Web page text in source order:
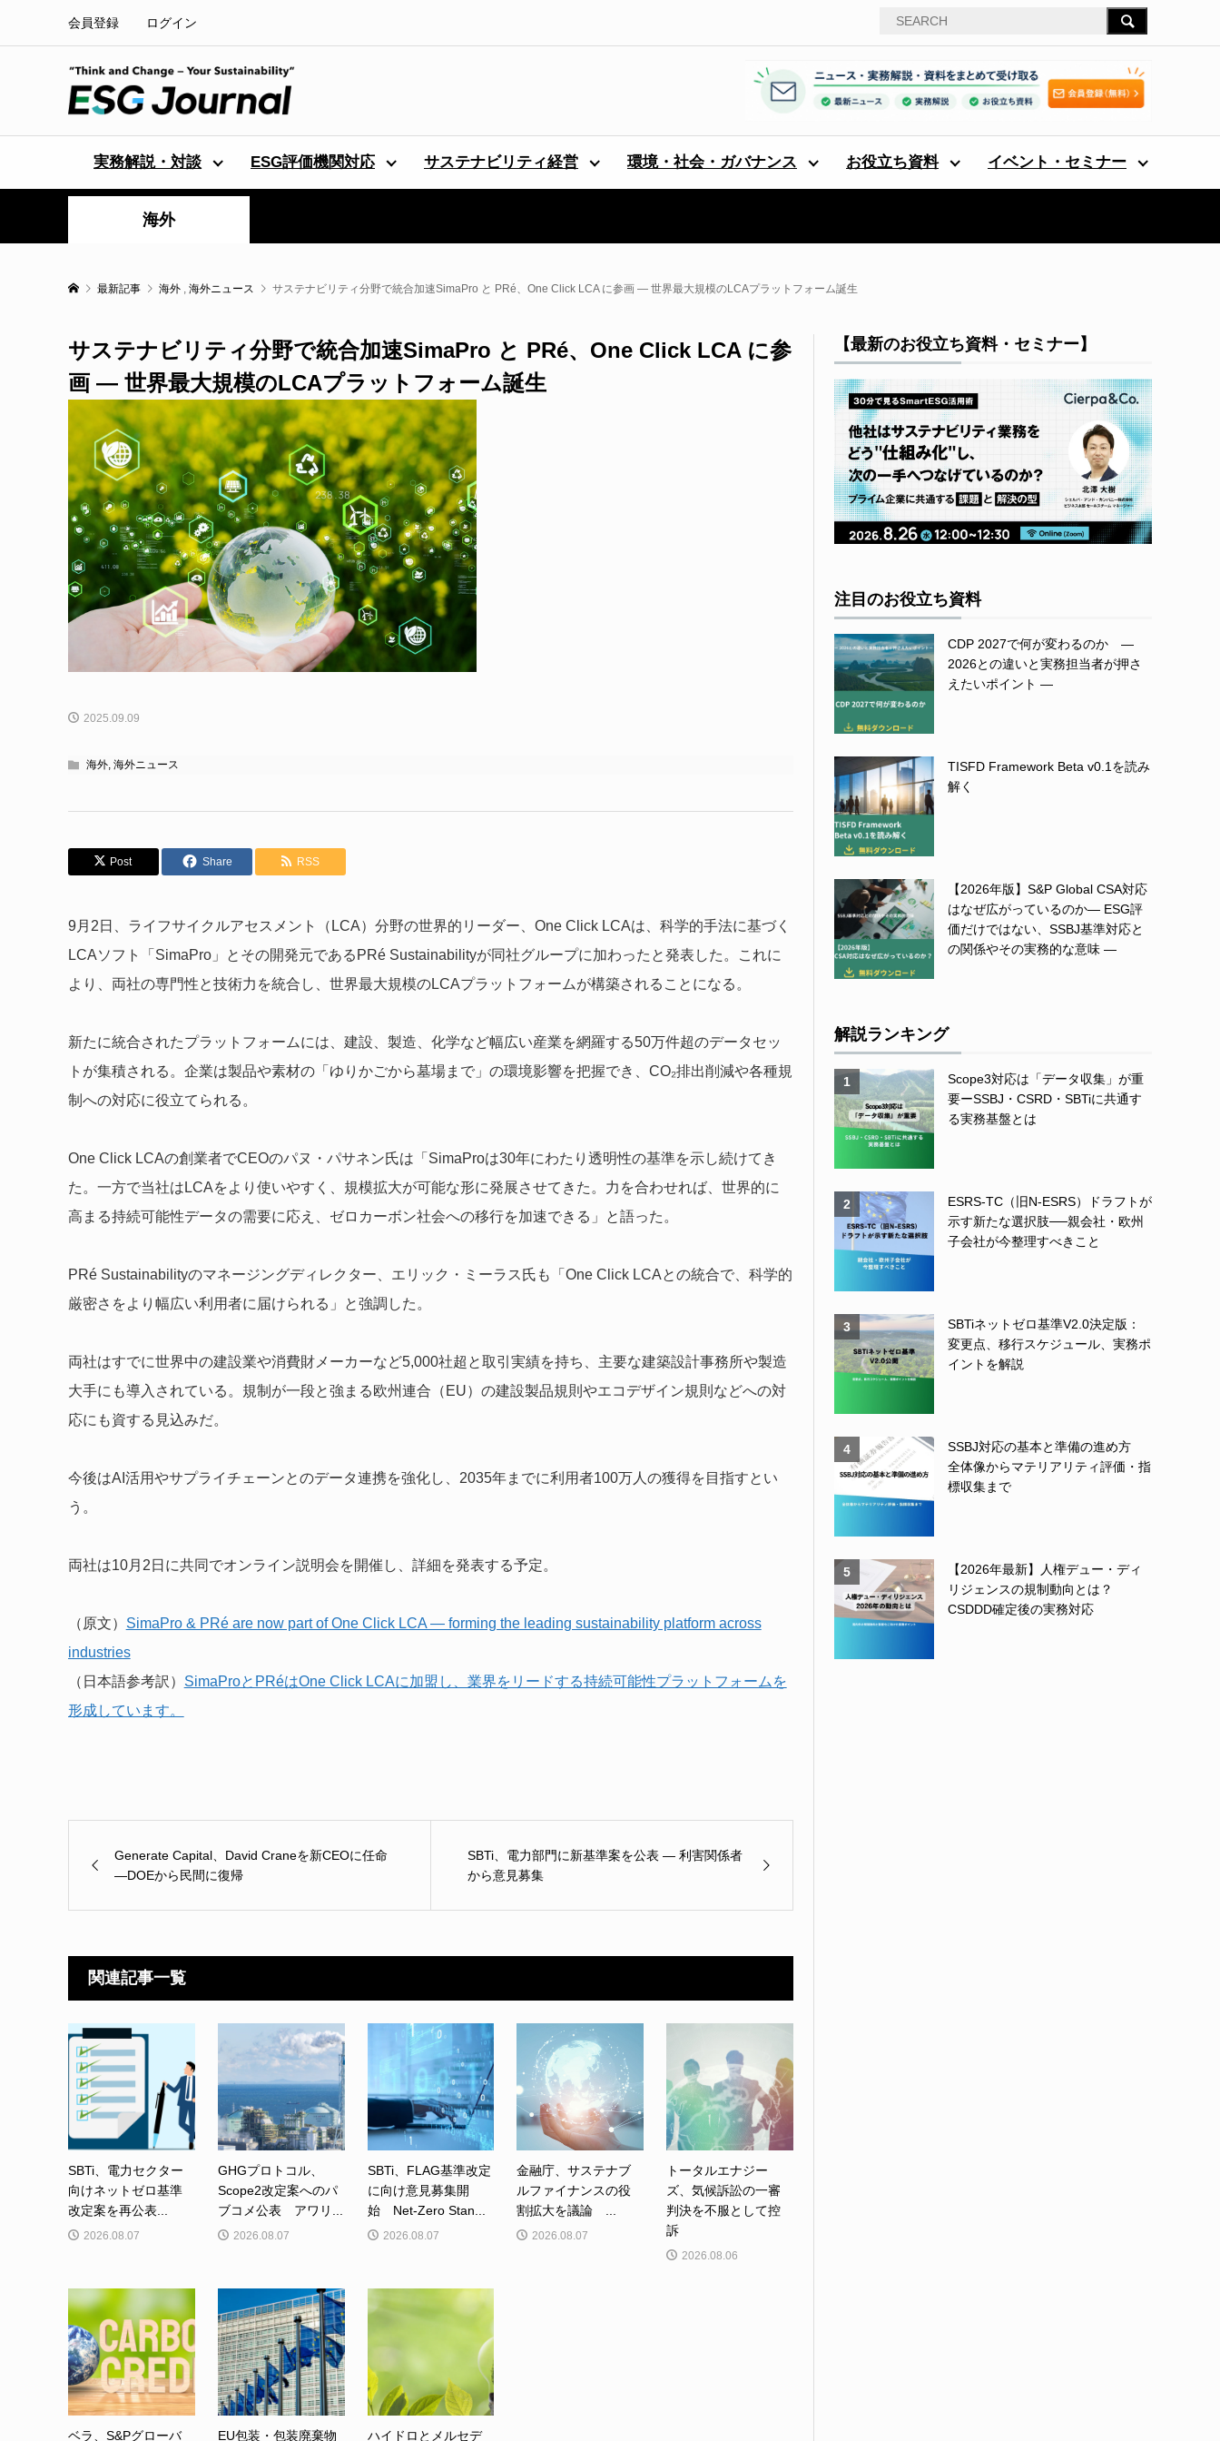
会員登録 ログイン
実務解説・対談 ESG評価機関対応 サステナビリティ経営 環境・社会・ガバナンス お役立ち資料 イベント・セミナー
海外
最新記事 海外 , 海外ニュース サステナビリティ分野で統合加速SimaPro と PRé、One Click LCA に参画 — 世界最大規模のLCAプラットフォーム誕生
サステナビリティ分野で統合加速SimaPro と PRé、One Click LCA に参
画 — 世界最大規模のLCAプラットフォーム誕生
2025.09.09
海外, 海外ニュース
Post Share RSS
9月2日、ライフサイクルアセスメント（LCA）分野の世界的リーダー、One Click LCAは、科学的手法に基づく
LCAソフト「SimaPro」とその開発元であるPRé Sustainabilityが同社グループに加わったと発表した。これに
より、両社の専門性と技術力を統合し、世界最大規模のLCAプラットフォームが構築されることになる。
新たに統合されたプラットフォームには、建設、製造、化学など幅広い産業を網羅する50万件超のデータセッ
トが集積される。企業は製品や素材の「ゆりかごから墓場まで」の環境影響を把握でき、CO₂排出削減や各種規
制への対応に役立てられる。
One Click LCAの創業者でCEOのパヌ・パサネン氏は「SimaProは30年にわたり透明性の基準を示し続けてき
た。一方で当社はLCAをより使いやすく、規模拡大が可能な形に発展させてきた。力を合わせれば、世界的に
高まる持続可能性データの需要に応え、ゼロカーボン社会への移行を加速できる」と語った。
PRé Sustainabilityのマネージングディレクター、エリック・ミーラス氏も「One Click LCAとの統合で、科学的
厳密さをより幅広い利用者に届けられる」と強調した。
両社はすでに世界中の建設業や消費財メーカーなど5,000社超と取引実績を持ち、主要な建築設計事務所や製造
大手にも導入されている。規制が一段と強まる欧州連合（EU）の建設製品規則やエコデザイン規則などへの対
応にも資する見込みだ。
今後はAI活用やサプライチェーンとのデータ連携を強化し、2035年までに利用者100万人の獲得を目指すとい
う。
両社は10月2日に共同でオンライン説明会を開催し、詳細を発表する予定。
（原文） SimaPro & PRé are now part of One Click LCA — forming the leading sustainability platform across
industries
（日本語参考訳） SimaProとPRéはOne Click LCAに加盟し、業界をリードする持続可能性プラットフォームを
形成しています。
Generate Capital、David Craneを新CEOに任命
―DOEから民間に復帰
SBTi、電力部門に新基準案を公表 — 利害関係者
から意見募集
関連記事一覧
SBTi、電力セクター
向けネットゼロ基準
改定案を再公表...
2026.08.07
GHGプロトコル、
Scope2改定案へのパ
ブコメ公表 アワリ...
2026.08.07
SBTi、FLAG基準改定
に向け意見募集開
始 Net-Zero Stan...
2026.08.07
金融庁、サステナブ
ルファイナンスの役
割拡大を議論 ...
2026.08.07
トータルエナジー
ズ、気候訴訟の一審
判決を不服として控
訴
2026.08.06
ベラ、S&Pグローバ EU包装・包装廃棄物 ハイドロとメルセデ
【最新のお役立ち資料・セミナー】
注目のお役立ち資料
CDP 2027で何が変わるのか ―
2026との違いと実務担当者が押さ
えたいポイント ―
TISFD Framework Beta v0.1を読み
解く
【2026年版】S&P Global CSA対応
はなぜ広がっているのか― ESG評
価だけではない、SSBJ基準対応と
の関係やその実務的な意味 ―
解説ランキング
1
Scope3対応は「データ収集」が重
要ーSSBJ・CSRD・SBTiに共通す
る実務基盤とは
2
ESRS-TC（旧N-ESRS）ドラフトが
示す新たな選択肢──親会社・欧州
子会社が今整理すべきこと
3
SBTiネットゼロ基準V2.0決定版：
変更点、移行スケジュール、実務ポ
イントを解説
4
SSBJ対応の基本と準備の進め方
全体像からマテリアリティ評価・指
標収集まで
5
【2026年最新】人権デュー・ディ
リジェンスの規制動向とは？
CSDDD確定後の実務対応